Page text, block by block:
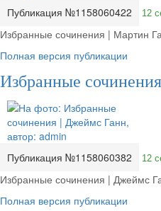
Публикация №1158060422 12
Избранные сочинения | Мартин
Полная версия публикации
Избранные
Публикация №1158060382 12
Избранные сочинения | Джеймс
Полная версия публикации